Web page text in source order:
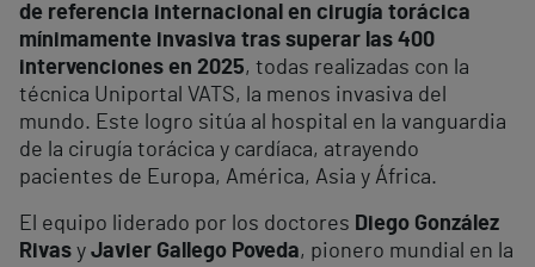
de referencia internacional en cirugía torácica
mínimamente invasiva tras superar las 400
intervenciones en 2025, todas realizadas con la
técnica Uniportal VATS, la menos invasiva del
mundo. Este logro sitúa al hospital en la vanguardia
de la cirugía torácica y cardíaca, atrayendo
pacientes de Europa, América, Asia y África.
El equipo liderado por los doctores Diego González
Rivas y Javier Gallego Poveda, pionero mundial en la